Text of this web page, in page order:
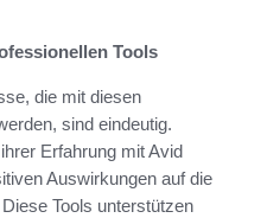
Tools
die mit diesen
sind eindeutig.
Erfahrung mit Avid
Auswirkungen auf die
Tools unterstützen